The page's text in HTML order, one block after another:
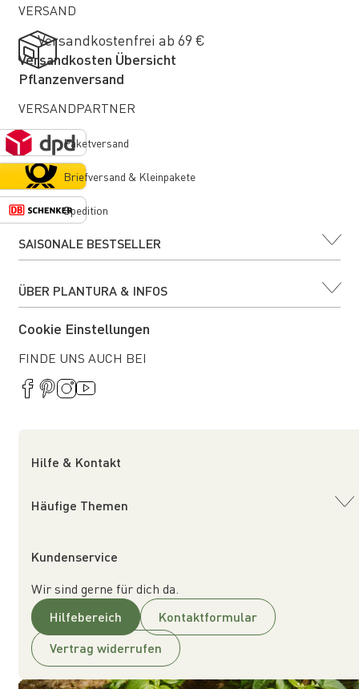
SAISONALE BESTSELLER
ÜBER PLANTURA & INFOS
Cookie Einstellungen
FINDE UNS AUCH BEI
VERSAND
Versandkostenfrei ab 69 €
Versandkosten Übersicht
Pflanzenversand
VERSANDPARTNER
Paketversand
Briefversand & Kleinpakete
Spedition
Hilfe & Kontakt
Häufige Themen
Kundenservice
Wir sind gerne für dich da.
Hilfebereich
Kontaktformular
Vertrag widerrufen